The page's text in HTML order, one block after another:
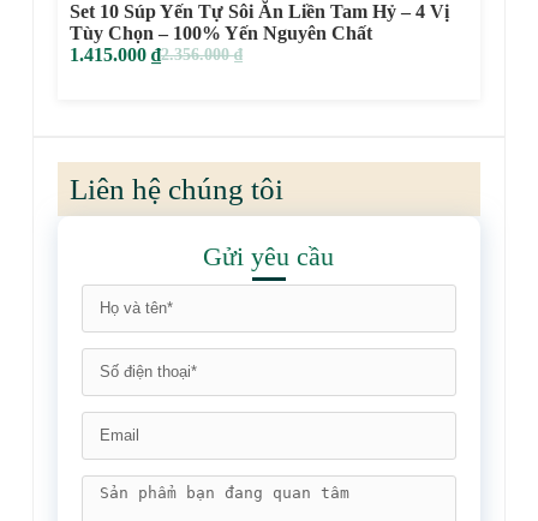
Set 3 Súp Yến Tự Sôi Ăn Liền Tam Hỷ – 4 Vị
Tùy Chọn – 100% Yến Nguyên Chất
779.000₫
469.000₫
Liên hệ chúng tôi
Gửi yêu cầu